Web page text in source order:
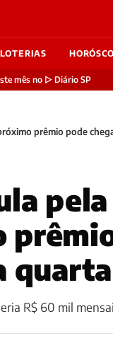
LOTERIAS
mês no ▷ Diário SP
prêmio pode
quarta
R$ 60 mil